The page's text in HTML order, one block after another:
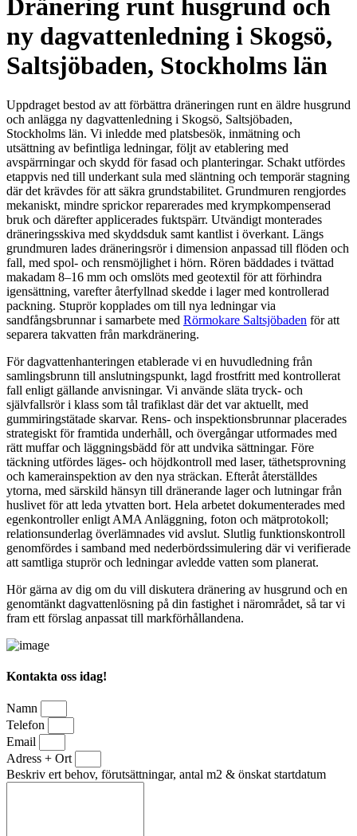
Dränering runt husgrund och
ny dagvattenledning i Skogsö,
Saltsjöbaden, Stockholms län
Uppdraget bestod av att förbättra dräneringen runt en äldre husgrund
och anlägga ny dagvattenledning i Skogsö, Saltsjöbaden,
Stockholms län. Vi inledde med platsbesök, inmätning och
utsättning av befintliga ledningar, följt av etablering med
avspärrningar och skydd för fasad och planteringar. Schakt utfördes
etappvis ned till underkant sula med släntning och temporär stagning
där det krävdes för att säkra grundstabilitet. Grundmuren rengjordes
mekaniskt, mindre sprickor reparerades med krympkompenserad
bruk och därefter applicerades fuktspärr. Utvändigt monterades
dräneringsskiva med skyddsduk samt kantlist i överkant. Längs
grundmuren lades dräneringsrör i dimension anpassad till flöden och
fall, med spol- och rensmöjlighet i hörn. Rören bäddades i tvättad
makadam 8–16 mm och omslöts med geotextil för att förhindra
igensättning, varefter återfyllnad skedde i lager med kontrollerad
packning. Stuprör kopplades om till nya ledningar via
sandfångsbrunnar i samarbete med Rörmokare Saltsjöbaden för att
separera takvatten från markdränering.
För dagvattenhanteringen etablerade vi en huvudledning från
samlingsbrunn till anslutningspunkt, lagd frostfritt med kontrollerat
fall enligt gällande anvisningar. Vi använde släta tryck- och
självfallsrör i klass som tål trafiklast där det var aktuellt, med
gummiringstätade skarvar. Rens- och inspektionsbrunnar placerades
strategiskt för framtida underhåll, och övergångar utformades med
rätt muffar och läggningsbädd för att undvika sättningar. Före
täckning utfördes läges- och höjdkontroll med laser, täthetsprovning
och kamerainspektion av den nya sträckan. Efteråt återställdes
ytorna, med särskild hänsyn till dränerande lager och lutningar från
huslivet för att leda ytvatten bort. Hela arbetet dokumenterades med
egenkontroller enligt AMA Anläggning, foton och mätprotokoll;
relationsunderlag överlämnades vid avslut. Slutlig funktionskontroll
genomfördes i samband med nederbördssimulering där vi verifierade
att samtliga stuprör och ledningar avledde vatten som planerat.
Hör gärna av dig om du vill diskutera dränering av husgrund och en
genomtänkt dagvattenlösning på din fastighet i närområdet, så tar vi
fram ett förslag anpassat till markförhållandena.
Kontakta oss idag!
Namn
Telefon
Email
Adress + Ort
Beskriv ert behov, förutsättningar, antal m2 & önskat startdatum